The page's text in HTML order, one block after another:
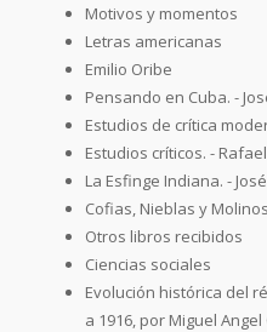
Motivos y momentos
Letras americanas
Emilio Oribe
Pensando en Cuba. -
Estudios de crítica
Estudios críticos. -
La Esfinge Indiana. -
Cofias, Nieblas y
Otros libros recibidos
Ciencias sociales
Evolución histórica del
a 1916, por Miguel Angel